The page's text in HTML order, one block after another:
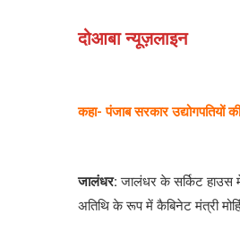
दोआबा न्यूज़लाइन
कहा- पंजाब सरकार उद्योगपतियों
जालंधर:जालंधर के सर्किट हाउस
अतिथि के रूप में कैबिनेट मंत्री